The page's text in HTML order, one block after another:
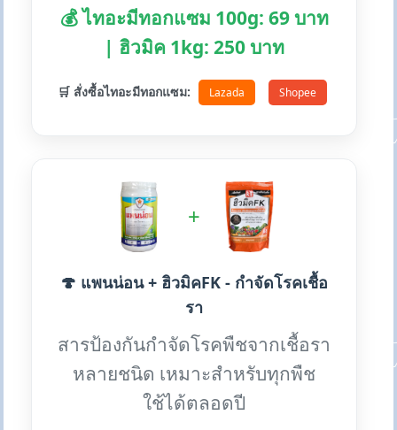
💰 ไทอะมีทอกแซม 100g: 69 บาท
| ฮิวมิค 1kg: 250 บาท
🛒 สั่งซื้อไทอะมีทอกแซม: Lazada Shopee
+
🍄 แพนน่อน + ฮิวมิคFK - กำจัดโรคเชื้อ
รา
สารป้องกันกำจัดโรคพืชจากเชื้อรา
หลายชนิด เหมาะสำหรับทุกพืช
ใช้ได้ตลอดปี